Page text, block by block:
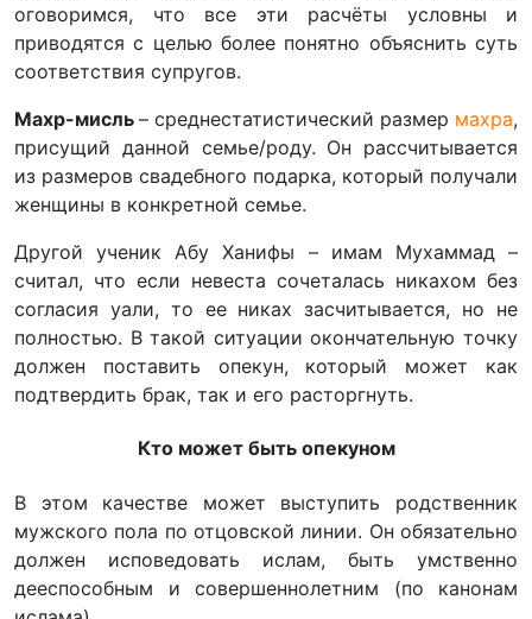
оговоримся, что все эти расчёты условны и
приводятся с целью более понятно объяснить суть
соответствия супругов.
Махр-мисль – среднестатистический размер махра,
присущий данной семье/роду. Он рассчитывается
из размеров свадебного подарка, который получали
женщины в конкретной семье.
Другой ученик Абу Ханифы – имам Мухаммад –
считал, что если невеста сочеталась никахом без
согласия уали, то ее никах засчитывается, но не
полностью. В такой ситуации окончательную точку
должен поставить опекун, который может как
подтвердить брак, так и его расторгнуть.
Кто может быть опекуном
В этом качестве может выступить родственник
мужского пола по отцовской линии. Он обязательно
должен исповедовать ислам, быть умственно
дееспособным и совершеннолетним (по канонам